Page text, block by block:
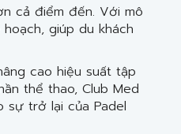
cả điểm đến. Với mô
giúp du khách
cao hiệu suất tập
thể thao, Club Med
sự trở lại của Padel